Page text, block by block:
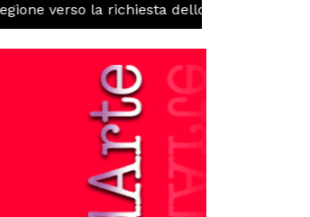
verso la richiesta dello stato di